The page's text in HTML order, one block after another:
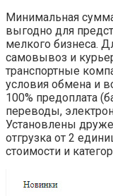
Минимальная сумма
выгодно для
мелкого бизнеса.
самовывоз и
транспортные
условия обмена и
100% предоплата
переводы,
Установлены
отгрузка от 2
стоимости и